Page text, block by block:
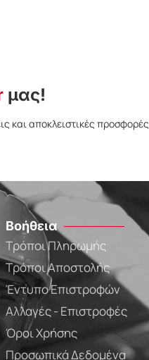
μας!
και αποκλειστικές προσφορές
Βοήθεια
Τρόποι Πληρωμής
Τρόποι Αποστολής
Έντυπο Επιστροφών
Αλλαγές - Επιστροφές
Όροι Χρήσης
Προσωπικά Δεδομένα